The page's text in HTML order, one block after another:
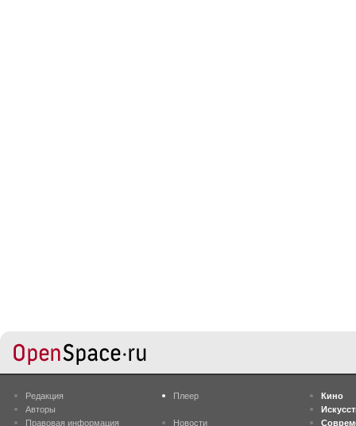
Редакция
Авторы
Правовая информация
Плеер
Новости
Кино